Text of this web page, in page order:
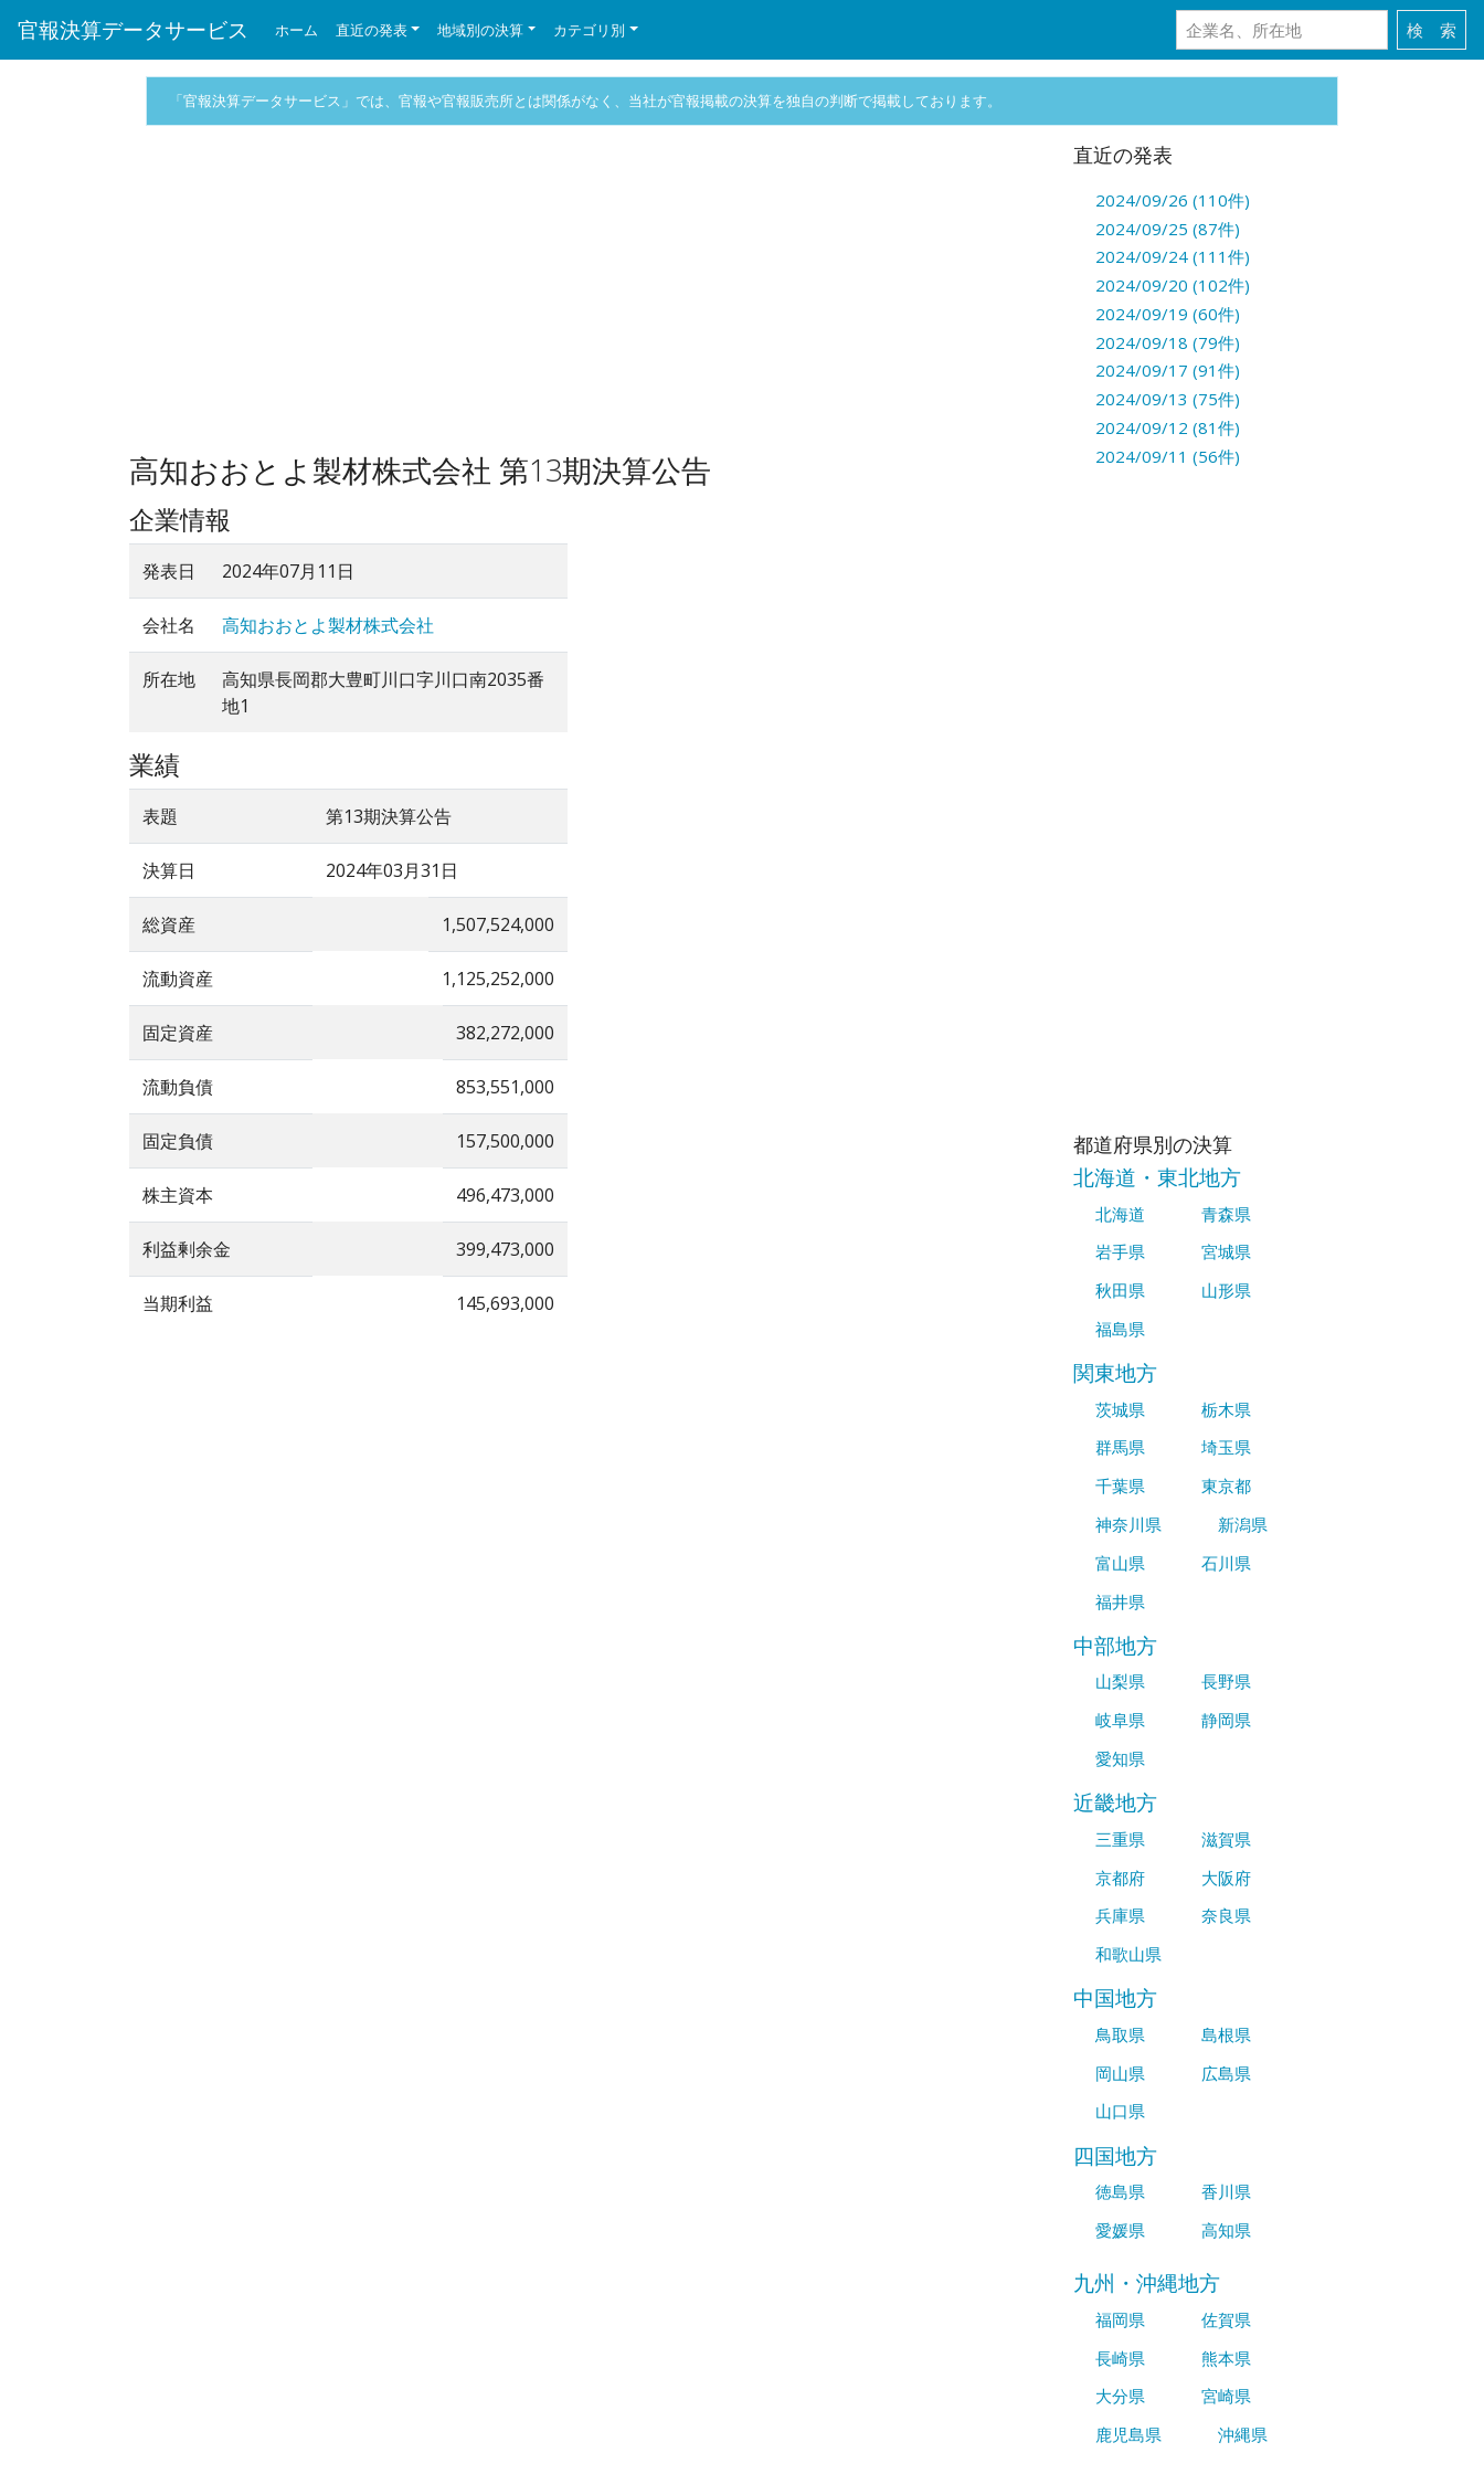
官報決算データサービス ホーム 直近の発表 地域別の決算 カテゴリ別
「官報決算データサービス」では、官報や官報販売所とは関係がなく、当社が官報掲載の決算を独自の判断で掲載しております。
高知おおとよ製材株式会社 第13期決算公告
企業情報
発表日 2024年07月11日
会社名 高知おおとよ製材株式会社
所在地
高知県長岡郡大豊町川口字川口南2035番
地1
業績
表題 第13期決算公告
決算日 2024年03月31日
総資産 1,507,524,000
流動資産 1,125,252,000
固定資産 382,272,000
流動負債 853,551,000
固定負債 157,500,000
株主資本 496,473,000
利益剰余金 399,473,000
当期利益 145,693,000
直近の発表
2024/09/26 (110件)
2024/09/25 (87件)
2024/09/24 (111件)
2024/09/20 (102件)
2024/09/19 (60件)
2024/09/18 (79件)
2024/09/17 (91件)
2024/09/13 (75件)
2024/09/12 (81件)
2024/09/11 (56件)
都道府県別の決算
北海道・東北地方
北海道
青森県
岩手県
宮城県
秋田県
山形県
福島県
関東地方
茨城県
栃木県
群馬県
埼玉県
千葉県
東京都
神奈川県
新潟県
富山県
石川県
福井県
中部地方
山梨県
長野県
岐阜県
静岡県
愛知県
近畿地方
三重県
滋賀県
京都府
大阪府
兵庫県
奈良県
和歌山県
中国地方
鳥取県
島根県
岡山県
広島県
山口県
四国地方
徳島県
香川県
愛媛県
高知県
九州・沖縄地方
福岡県
佐賀県
長崎県
熊本県
大分県
宮崎県
鹿児島県
沖縄県